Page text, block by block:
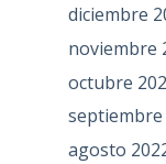
diciembre
noviembre
octubre
septiembre
agosto